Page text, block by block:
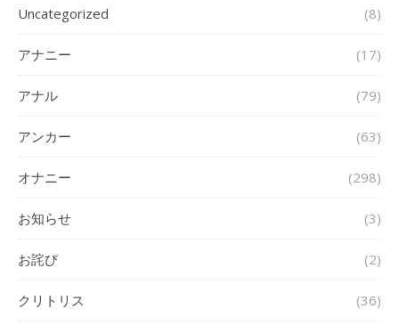
Uncategorized (8)
アナニー (17)
アナル (79)
アンカー (63)
オナニー (298)
お知らせ (3)
お詫び (2)
クリトリス (36)